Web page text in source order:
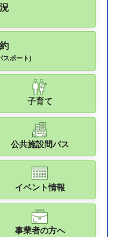
スポート)
子育て
公共施設間バス
イベント情報
事業者の方へ